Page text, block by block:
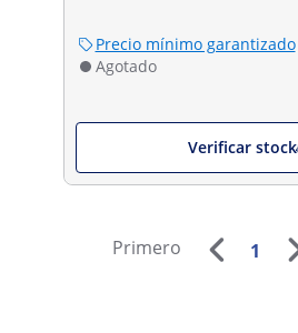
Precio mínimo garantizado
Agotado
Verificar stock
Primero 1